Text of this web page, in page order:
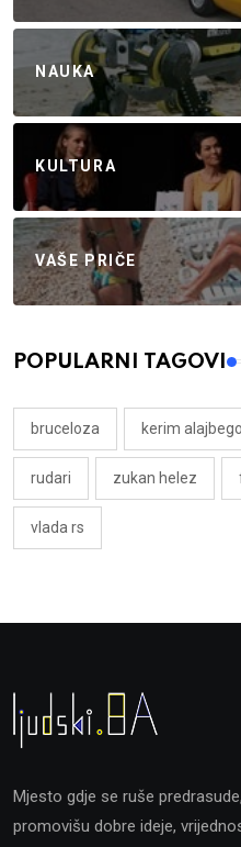
NAUKA
KULTURA
VAŠE PRIČE
POPULARNI TAGOVI
bruceloza kerim
rudari zukan helez
vlada rs
Mjesto gdje se ruše
promovišu dobre ideje,